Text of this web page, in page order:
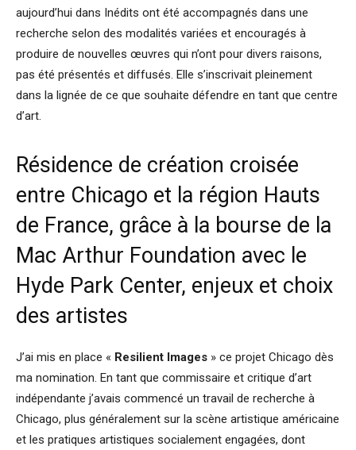
aujourd’hui dans Inédits ont été accompagnés dans une
recherche selon des modalités variées et encouragés à
produire de nouvelles œuvres qui n’ont pour divers raisons,
pas été présentés et diffusés. Elle s’inscrivait pleinement
dans la lignée de ce que souhaite défendre en tant que centre
d’art.
Résidence de création croisée
entre Chicago et la région Hauts
de France, grâce à la bourse de la
Mac Arthur Foundation avec le
Hyde Park Center, enjeux et choix
des artistes
J’ai mis en place « Resilient Images » ce projet Chicago dès
ma nomination. En tant que commissaire et critique d’art
indépendante j’avais commencé un travail de recherche à
Chicago, plus généralement sur la scène artistique américaine
et les pratiques artistiques socialement engagées, dont